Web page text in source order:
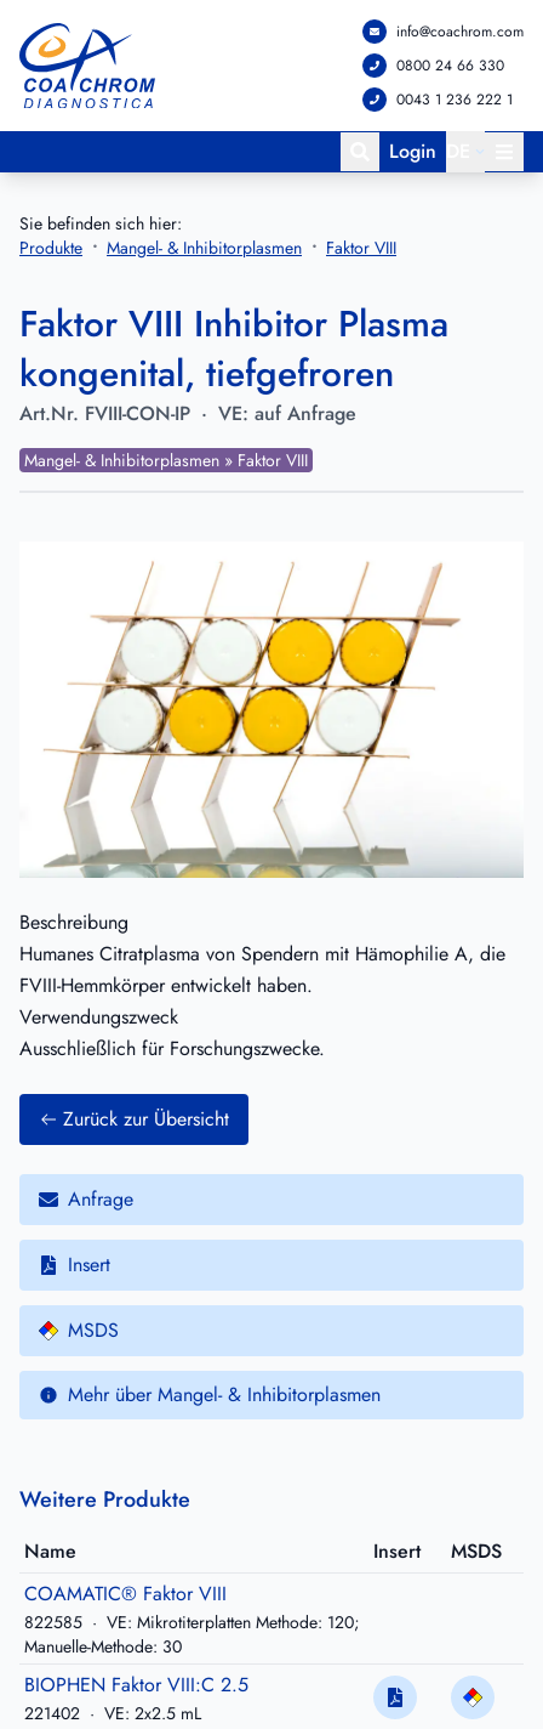
Zum Hauptmenü springen
Zum Hauptinhalt springen
info@coachrom.com
0800 24 66 330
0043 1 236 222 1
Login
Sie befinden sich hier:
Produkte
Mangel- & Inhibitorplasmen Faktor VIII
Faktor VIII Inhibitor Plasma
kongenital, tiefgefroren
Art.Nr. FVIII-CON-IP · VE: auf Anfrage
Mangel- & Inhibitorplasmen » Faktor VIII
Beschreibung
Humanes Citratplasma von Spendern mit Hämophilie A, die
FVIII-Hemmkörper entwickelt haben.
Verwendungszweck
Ausschließlich für Forschungszwecke.
Zurück zur Übersicht
Anfrage
Insert
MSDS
Mehr über Mangel- & Inhibitorplasmen
Weitere Produkte
Name Insert
MSDS
COAMATIC® Faktor VIII
822585 · VE: Mikrotiterplatten Methode: 120;
Manuelle-Methode: 30
BIOPHEN Faktor VIII:C 2.5
221402 · VE: 2x2.5 mL